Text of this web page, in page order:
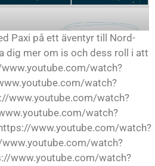
Paxi på ett äventyr till Nord-
dig mer om is och dess roll i att
watch?
watch?
www.youtube.com/watch?
watch?
www.youtube.com/watch?
watch?
www.youtube.com/watch?